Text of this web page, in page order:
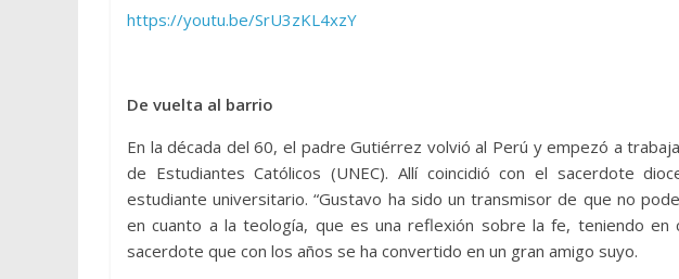
https://youtu.be/SrU3zKL4xzY
De vuelta al barrio
En la década del 60, el padre Gutiérrez volvió al Perú y empezó a
de Estudiantes Católicos (UNEC). Allí coincidió con el sacerdote
estudiante universitario. “Gustavo ha sido un transmisor de que no
en cuanto a la teología, que es una reflexión sobre la fe, teniendo en
sacerdote que con los años se ha convertido en un gran amigo suyo.